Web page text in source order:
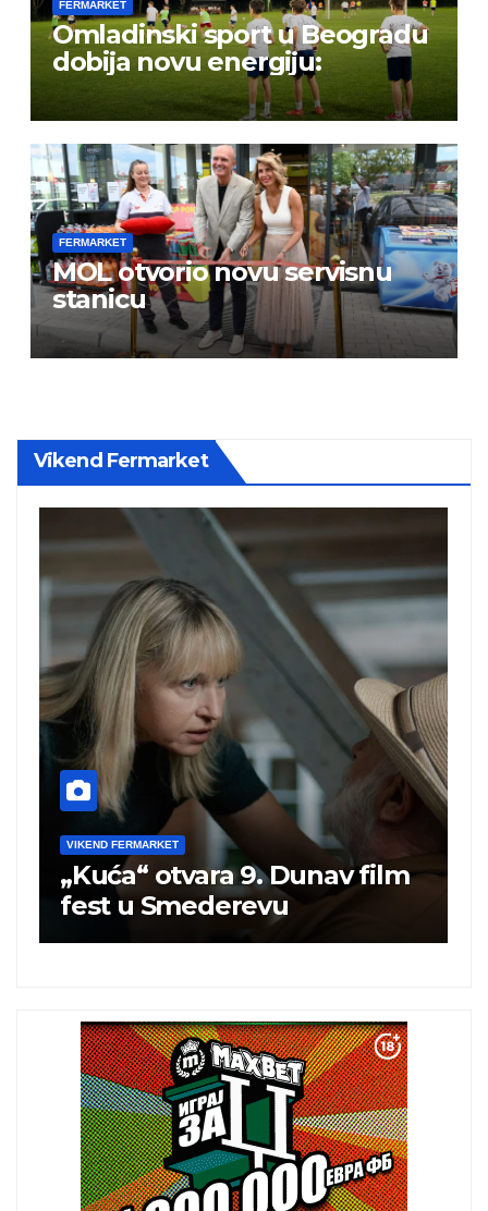
FERMARKET
Omladinski sport u Beogradu
dobija novu energiju:
FERMARKET
MOL otvorio novu servisnu
stanicu
Vikend Fermarket
VIKEND FERMARKET
„Kuća“ otvara 9. Dunav film
fest u Smederevu